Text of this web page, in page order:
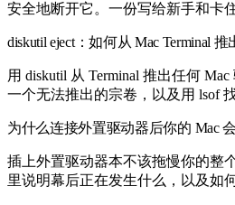
安全地断开它。一份写给新手和卡
diskutil eject：如何从 Mac Terminal 推
用 diskutil 从 Terminal 推出任何
一个无法推出的宗卷，以及用 lsof
为什么连接外置驱动器后你的 Mac
插上外置驱动器本不该拖慢你的整
里说明幕后正在发生什么，以及如